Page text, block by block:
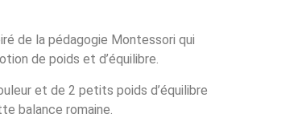
de la pédagogie Montessori qui
de poids et d’équilibre.
et de 2 petits poids d’équilibre
balance romaine.